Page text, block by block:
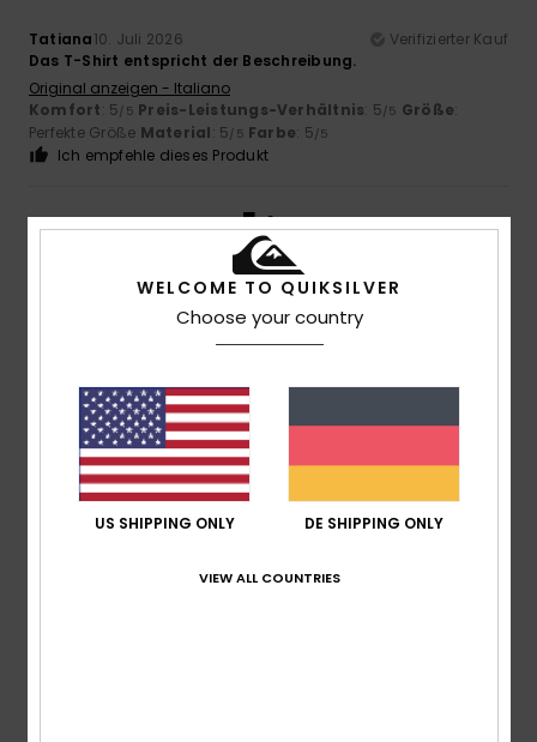
Tatiana10. Juli 2026
Verifizierter Kauf
Das T-Shirt entspricht der Beschreibung.
Original anzeigen - Italiano
Komfort: 5/5 Preis-Leistungs-Verhältnis: 5/5 Größe:
Perfekte Größe Material: 5/5 Farbe: 5/5
Ich empfehle dieses Produkt
1/5
schlankem Zwölfjährigen zu klein.
Komfort: 2/5 Preis-Leistungs-Verhältnis
Material: 5/5 Farbe: 5/5
5 /5
WELCOME TO QUIKSILVER
Choose your country
US SHIPPING ONLY DE SHIPPING ONLY
VIEW ALL COUNTRIES